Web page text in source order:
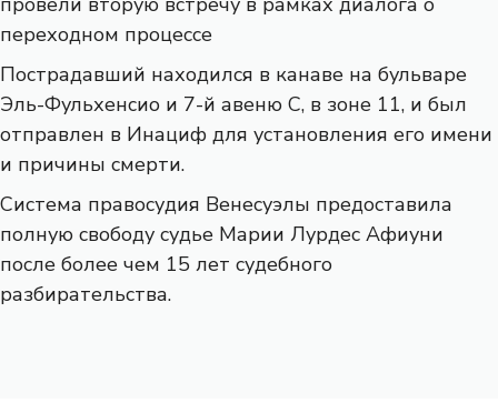
переходном процессе
Пострадавший находился в канаве на бульваре
Эль-Фульхенсио и 7-й авеню С, в зоне 11, и был
отправлен в Инациф для установления его имени
и причины смерти.
Система правосудия Венесуэлы предоставила
полную свободу судье Марии Лурдес Афиуни
после более чем 15 лет судебного
разбирательства.